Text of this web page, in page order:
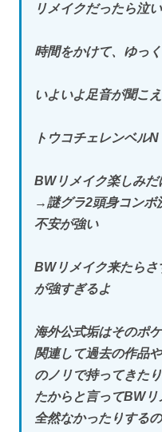
リメイクだったら泣
時間をかけて、ゆっ
いよいよ足音が聞こ
トウコチェレンベルN
BWリメイク楽しみだ
→謎グラ2頭身コンボ
不安が強い
BWリメイク来たら
が強すぎるよ
海外公式垢はそのポ
関連して過去の作品
のノリで持ってきた
たからと言ってBW
全然なかったりする